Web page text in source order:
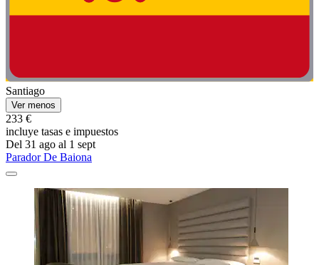
Santiago
Ver menos
233 €
incluye tasas e impuestos
Del 31 ago al 1 sept
Parador De Baiona